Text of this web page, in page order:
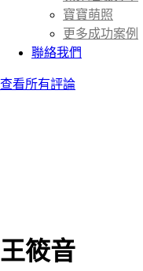
寶寶萌照
更多成功案例
聯絡我們
查看所有評論
王筱音